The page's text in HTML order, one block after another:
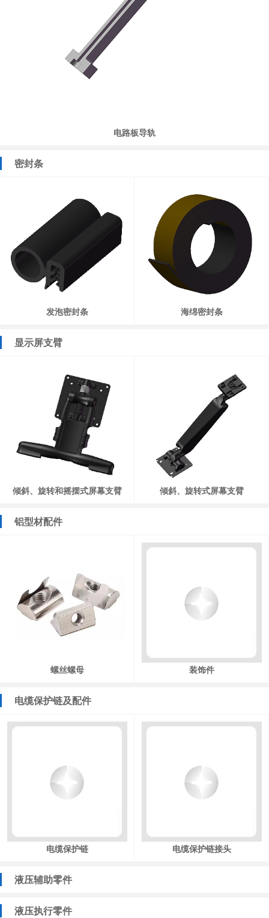
电路板导轨
密封条
发泡密封条 海绵密封条
显示屏支臂
倾斜、旋转和摇摆式屏幕支臂 倾斜、旋转式屏幕支臂
铝型材配件
螺丝螺母 装饰件
电缆保护链及配件
电缆保护链 电缆保护链接头
液压辅助零件
液压执行零件